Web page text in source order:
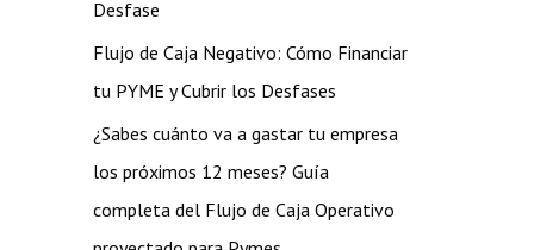
Desfase
Flujo de Caja Negativo: Cómo Financiar
tu PYME y Cubrir los Desfases
¿Sabes cuánto va a gastar tu empresa
los próximos 12 meses? Guía
completa del Flujo de Caja Operativo